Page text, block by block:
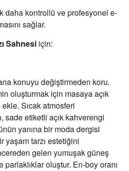
daha kontrollü ve profesyonel e-
sağlar.
Sahnesi için:
konuyu değiştirmeden koru.
oluşturmak için masaya açık
Sıcak atmosferi
sade etiketli açık kahverengi
yanına bir moda dergisi
yaşam tarzı estetiğini
gelen yumuşak güneş
parlaklıklar oluştur. En-boy oranı